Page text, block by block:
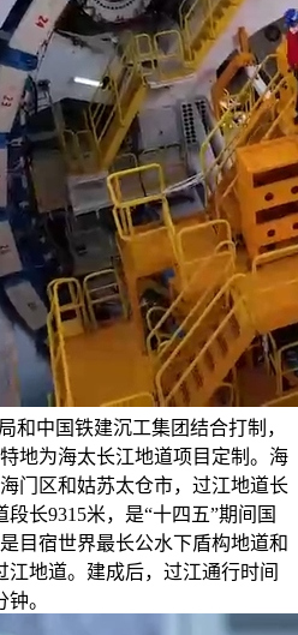
和中国铁建沉工集团结合打制，
地为海太长江地道项目定制。海
门区和姑苏太仓市，过江地道长
长9315米，是“十四五”期间国
目宿世界最长公水下盾构地道和
江地道。建成后，过江通行时间
。